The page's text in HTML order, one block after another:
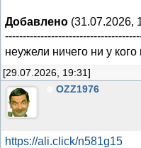
Добавлено (31.07.2026,
неужели ничего ни у кого
[29.07.2026, 19:31]
OZZ1976
https://ali.click/n581g15